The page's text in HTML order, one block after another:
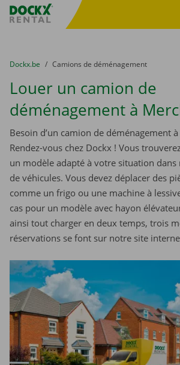
sitename
You are here:
du
Dockx.be to
Camions de déménagement
Louer un camion de
déménagement à
Besoin d’un camion de déménagement
Rendez-vous chez Dockx ! Vous
un modèle adapté à votre situation
de véhicules. Vous devez déplacer des
comme un frigo ou une machine à
cas pour un modèle avec hayon
ainsi tout charger en deux temps, trois
réservations se font sur notre site